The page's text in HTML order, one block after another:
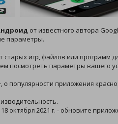
от известного автора
параметры.
игр, файлов или программ
посмотреть параметры вашего
о популярности приложения
октября 2021 г. - обновите